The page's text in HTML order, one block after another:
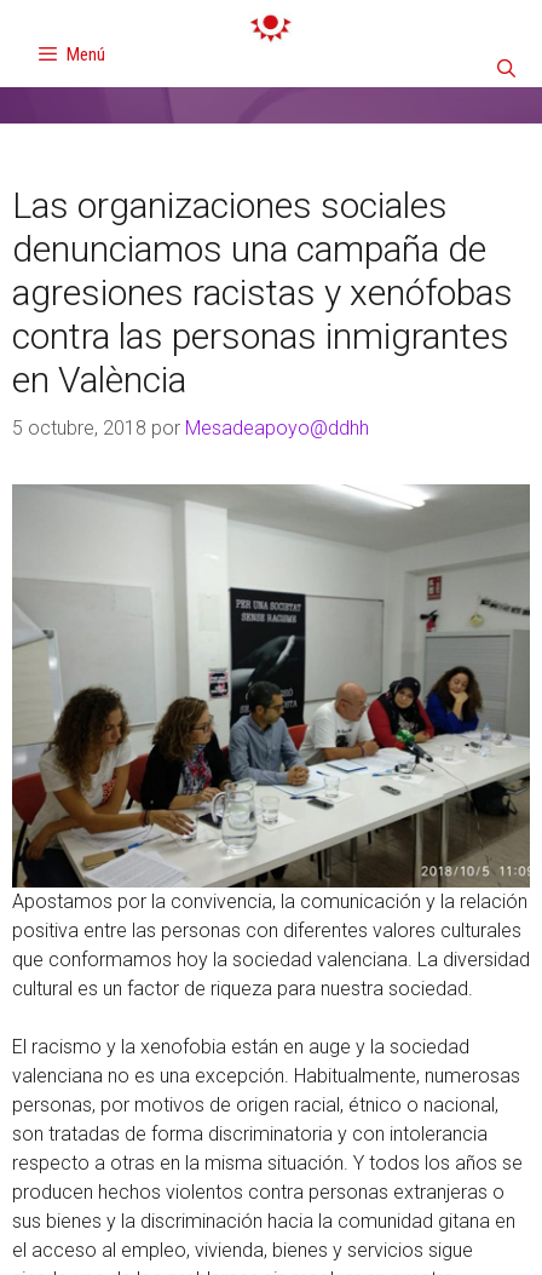
Menú
Las organizaciones sociales
denunciamos una campaña de
agresiones racistas y xenófobas
contra las personas inmigrantes
en València
5 octubre, 2018 por Mesadeapoyo@ddhh
Apostamos por la convivencia, la comunicación y la relación
positiva entre las personas con diferentes valores culturales
que conformamos hoy la sociedad valenciana. La diversidad
cultural es un factor de riqueza para nuestra sociedad.
El racismo y la xenofobia están en auge y la sociedad
valenciana no es una excepción. Habitualmente, numerosas
personas, por motivos de origen racial, étnico o nacional,
son tratadas de forma discriminatoria y con intolerancia
respecto a otras en la misma situación. Y todos los años se
producen hechos violentos contra personas extranjeras o
sus bienes y la discriminación hacia la comunidad gitana en
el acceso al empleo, vivienda, bienes y servicios sigue